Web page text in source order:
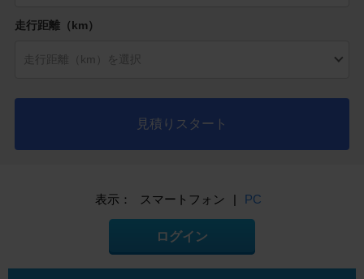
走行距離（km）
見積りスタート
表示： スマートフォン | PC
ログイン